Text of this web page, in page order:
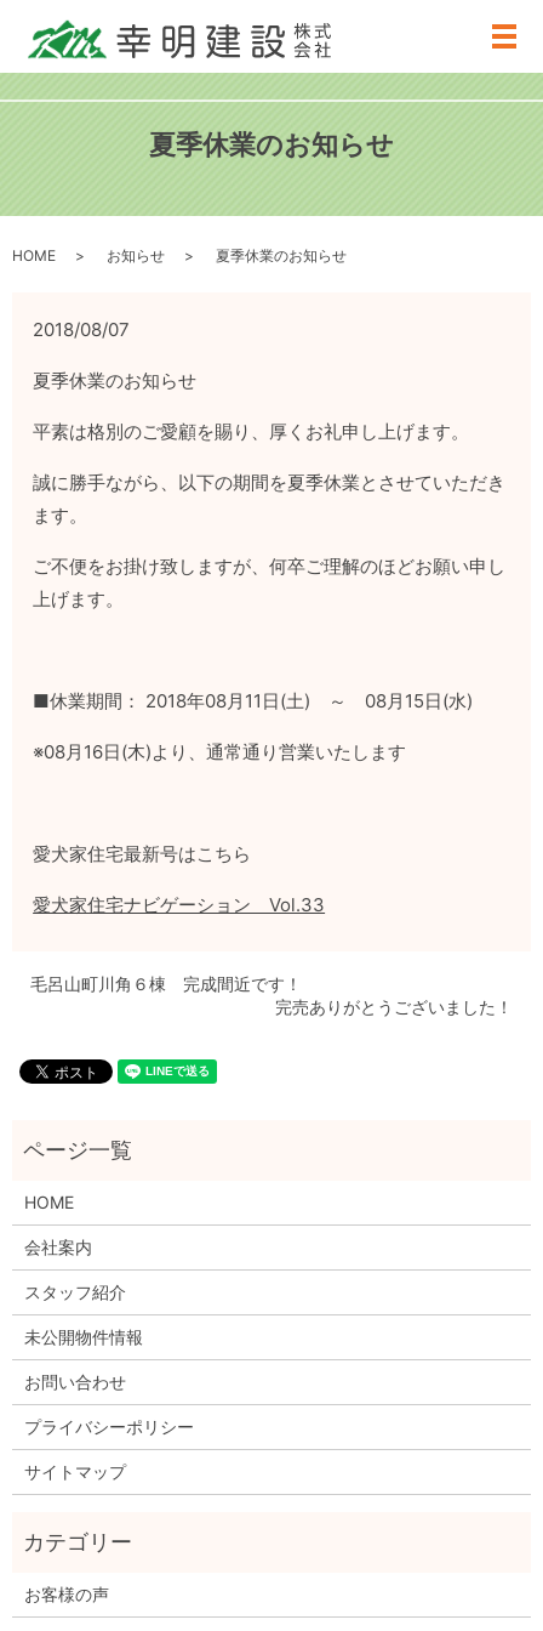
メ
夏季休業のお知らせ
HOME お知らせ 夏季休業のお知らせ
2018/08/07
夏季休業のお知らせ
平素は格別のご愛顧を賜り、厚くお礼申し上げます。
誠に勝手ながら、以下の期間を夏季休業とさせていただき
ます。
ご不便をお掛け致しますが、何卒ご理解のほどお願い申し
上げます。
■休業期間： 2018年08月11日(土) ～ 08月15日(水)
※08月16日(木)より、通常通り営業いたします
愛犬家住宅最新号はこちら
愛犬家住宅ナビゲーション Vol.33
毛呂山町川角６棟 完成間近です！
完売ありがとうございました！
HOME
会社案内
スタッフ紹介
未公開物件情報
お問い合わせ
プライバシーポリシー
サイトマップ
お客様の声